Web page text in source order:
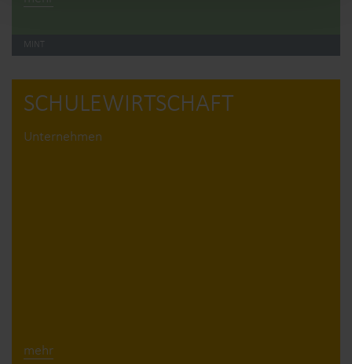
MINT
SCHULE­WIRTSCHAFT
Unternehmen
mehr